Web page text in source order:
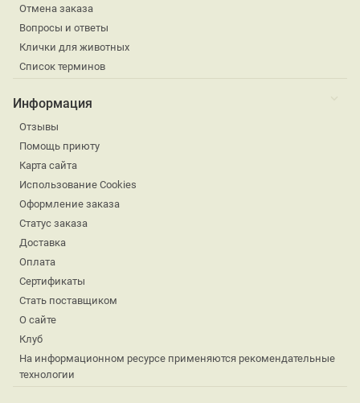
Отмена заказа
Вопросы и ответы
Клички для животных
Список терминов
Информация
Отзывы
Помощь приюту
Карта сайта
Использование Cookies
Оформление заказа
Статус заказа
Доставка
Оплата
Сертификаты
Стать поставщиком
О сайте
Клуб
На информационном ресурсе применяются рекомендательные
технологии